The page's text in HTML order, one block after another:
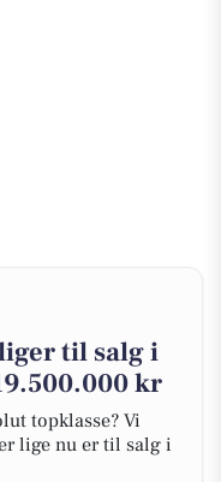
til salg i
kr
topklasse? Vi
lige nu er til salg i